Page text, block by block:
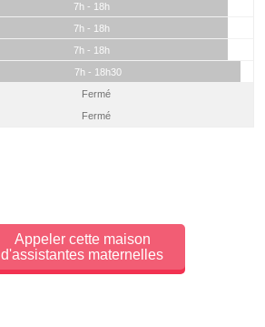
7h - 18h
7h - 18h
7h - 18h
7h - 18h30
Fermé
Fermé
Appeler cette maison
d'assistantes maternelles